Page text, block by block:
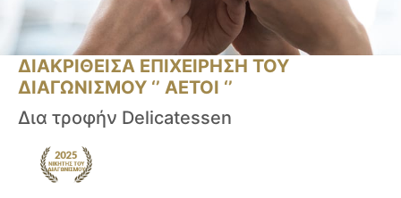
ΔΙΑΚΡΙΘΕΙΣΑ ΕΠΙΧΕΙΡΗΣΗ ΤΟΥ
ΔΙΑΓΩΝΙΣΜΟΥ ‘’ ΑΕΤΟΙ ‘’
Δια τροφήν Delicatessen